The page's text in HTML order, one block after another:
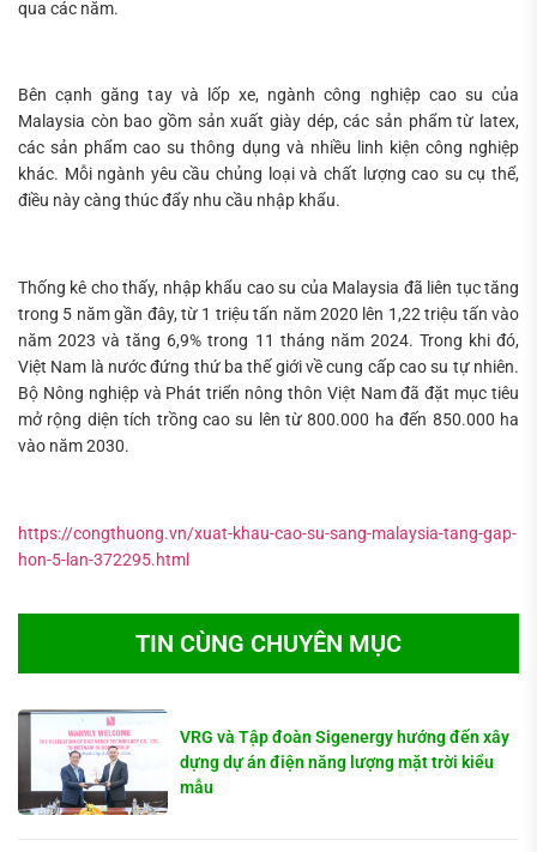
qua các năm.
Bên cạnh găng tay và lốp xe, ngành công nghiệp cao su của
Malaysia còn bao gồm sản xuất giày dép, các sản phẩm từ latex,
các sản phẩm cao su thông dụng và nhiều linh kiện công nghiệp
khác. Mỗi ngành yêu cầu chủng loại và chất lượng cao su cụ thể,
điều này càng thúc đẩy nhu cầu nhập khẩu.
Thống kê cho thấy, nhập khẩu cao su của Malaysia đã liên tục tăng
trong 5 năm gần đây, từ 1 triệu tấn năm 2020 lên 1,22 triệu tấn vào
năm 2023 và tăng 6,9% trong 11 tháng năm 2024. Trong khi đó,
Việt Nam là nước đứng thứ ba thế giới về cung cấp cao su tự nhiên.
Bộ Nông nghiệp và Phát triển nông thôn Việt Nam đã đặt mục tiêu
mở rộng diện tích trồng cao su lên từ 800.000 ha đến 850.000 ha
vào năm 2030.
https://congthuong.vn/xuat-khau-cao-su-sang-malaysia-tang-gap-
hon-5-lan-372295.html
TIN CÙNG CHUYÊN MỤC
VRG và Tập đoàn Sigenergy hướng đến xây
dựng dự án điện năng lượng mặt trời kiểu
mẫu